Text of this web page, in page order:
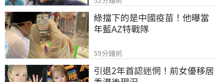
綠擋下的是中國疫苗！他曝當
年藍AZ特戰隊
59分鐘前
引退2年首認迷惘！前女優移居